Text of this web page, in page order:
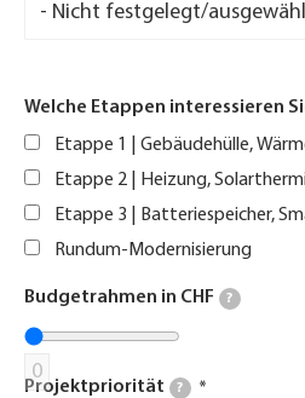
Welche Etappen interessieren
Etappe 1 | Gebäudehülle,
Etappe 2 | Heizung,
Etappe 3 | Batteriespeicher,
Rundum-Modernisierung
Budgetrahmen in CHF ?
0
Projektpriorität ?